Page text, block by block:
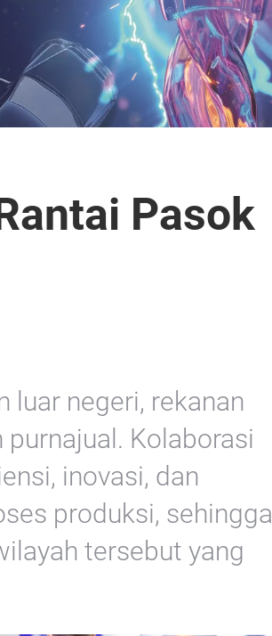
Pasok
luar negeri, rekanan
Kolaborasi
inovasi, dan
produksi, sehingga
tersebut yang